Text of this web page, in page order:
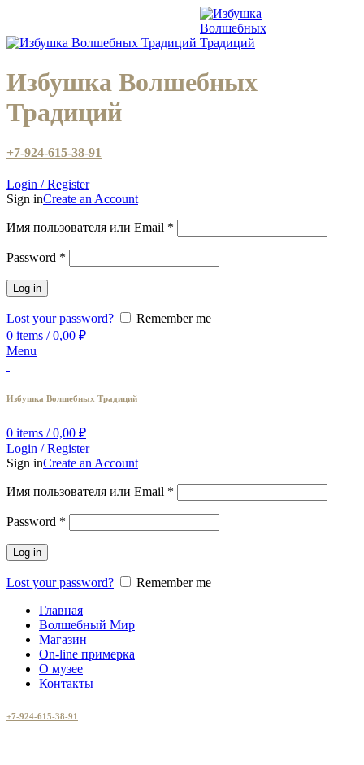
Избушка Волшебных
Традиций
+7-924-615-38-91
Login / Register
Sign inCreate an Account
Имя пользователя или Email *
Password *
Log in
Lost your password?
Remember me
0 items / 0,00 ₽
Menu
Избушка Волшебных Традиций
0 items / 0,00 ₽
Login / Register
Sign inCreate an Account
Имя пользователя или Email *
Password *
Log in
Lost your password?
Remember me
Главная
Волшебный Мир
Магазин
On-line примерка
О музее
Контакты
+7-924-615-38-91